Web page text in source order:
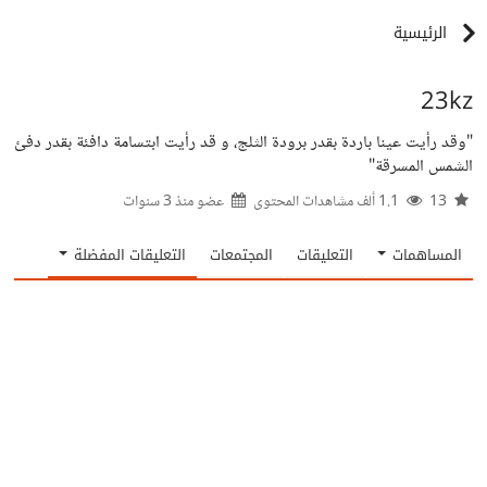
الرئيسية
23kz
"وقد رأيت عينا باردة بقدر برودة الثلج، و قد رأيت ابتسامة دافئة بقدر دفئ
الشمس المسرقة"
عضو منذ3 سنوات
المساهمات التعليقات المجتمعات التعليقات المفضلة